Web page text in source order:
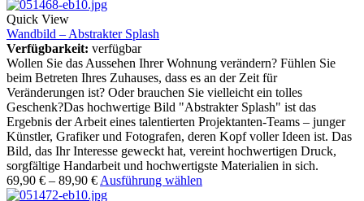
Quick View
Wandbild – Abstrakter Splash
Verfügbarkeit: verfügbar
Wollen Sie das Aussehen Ihrer Wohnung verändern? Fühlen Sie
beim Betreten Ihres Zuhauses, dass es an der Zeit für
Veränderungen ist? Oder brauchen Sie vielleicht ein tolles
Geschenk?Das hochwertige Bild "Abstrakter Splash" ist das
Ergebnis der Arbeit eines talentierten Projektanten-Teams – junger
Künstler, Grafiker und Fotografen, deren Kopf voller Ideen ist. Das
Bild, das Ihr Interesse geweckt hat, vereint hochwertigen Druck,
sorgfältige Handarbeit und hochwertigste Materialien in sich.
69,90 € – 89,90 € Ausführung wählen